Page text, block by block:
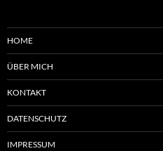
HOME
ÜBER MICH
KONTAKT
DATENSCHUTZ
IMPRESSUM